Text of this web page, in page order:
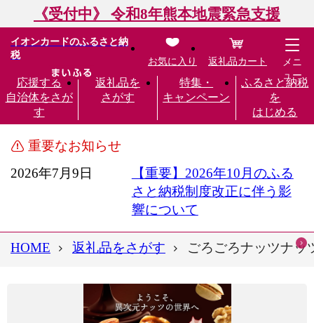
《受付中》 令和8年熊本地震緊急支援
イオンカードのふるさと納
税
応援する
自治体をさが
す
返礼品を
さがす
特集・
キャンペーン
ふるさと納税
を
はじめる
お気に入り 返礼品カート
メニ
ュー
重要なお知らせ
2026年7月9日
【重要】2026年10月のふる
さと納税制度改正に伴う影
響について
HOME 返礼品をさがす ごろごろナッツナッ